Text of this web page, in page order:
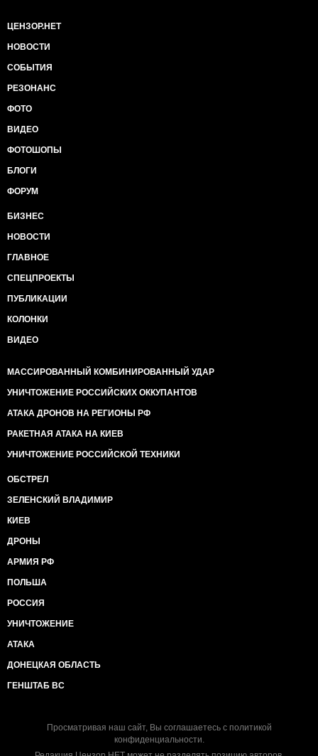
ЦЕНЗОР.НЕТ
НОВОСТИ
СОБЫТИЯ
РЕЗОНАНС
ФОТО
ВИДЕО
ФОТОШОПЫ
БЛОГИ
ФОРУМ
БИЗНЕС
НОВОСТИ
ГЛАВНОЕ
СПЕЦПРОЕКТЫ
ПУБЛИКАЦИИ
КОЛОНКИ
ВИДЕО
МАССИРОВАННЫЙ КОМБИНИРОВАННЫЙ УДАР
УНИЧТОЖЕНИЕ РОССИЙСКИХ ОККУПАНТОВ
АТАКА ДРОНОВ НА РЕГИОНЫ РФ
РАКЕТНАЯ АТАКА НА КИЕВ
УНИЧТОЖЕНИЕ РОССИЙСКОЙ ТЕХНИКИ
ОБСТРЕЛ
ЗЕЛЕНСКИЙ ВЛАДИМИР
КИЕВ
ДРОНЫ
АРМИЯ РФ
ПОЛЬША
РОССИЯ
УНИЧТОЖЕНИЕ
АТАКА
ДОНЕЦКАЯ ОБЛАСТЬ
ГЕНШТАБ ВС
Просматривая наш сайт, Вы соглашаетесь с политикой
конфиденциальности.